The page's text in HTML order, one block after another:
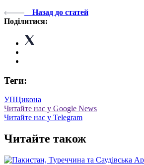
Назад до статей
Поділитися:
Теги:
УПЦикона
Читайте нас у Google News
Читайте нас у Telegram
Читайте також